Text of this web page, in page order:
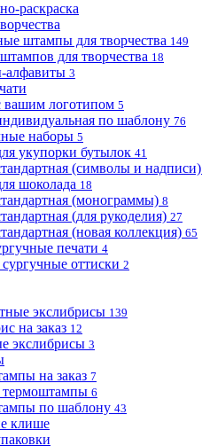
раскраска
штампы для творчества 149
для творчества 18
3
вашим логотипом 5
по шаблону 76
наборы 5
укупорки бутылок 41
(символы и надписи)
шоколада 18
(монограммы) 8
(для рукоделия) 27
(новая коллекция) 65
печати 4
оттиски 2
экслибрисы 139
на заказ 12
экслибрисы 3
на заказ 7
термоштампы 6
по шаблону 43
клише